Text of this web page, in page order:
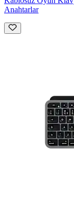
Anahtarlar